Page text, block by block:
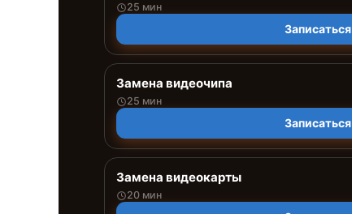
25 мин
Записаться
Замена видеочипа
25 мин
Записаться
Замена видеокарты
20 мин